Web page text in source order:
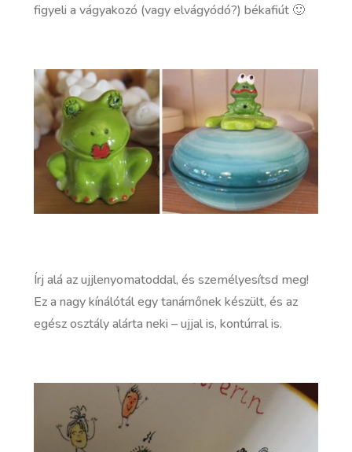
figyeli a vágyakozó (vagy elvágyódó?) békafiút 🙂
Írj alá az ujjlenyomatoddal, és személyesítsd meg!
Ez a nagy kínálótál egy tanárnőnek készült, és az
egész osztály alárta neki – ujjal is, kontúrral is.